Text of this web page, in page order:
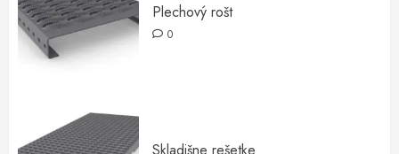
Plechový rošt
0
Skladišne rešetke